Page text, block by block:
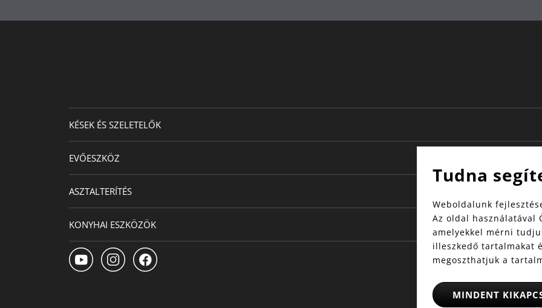
KÉSEK ÉS SZELETELŐK
EVŐESZKÖZ
ASZTALTERÍTÉS
KONYHAI ESZKÖZÖK
Tudna
Weboldalunk
Az oldal használatával
amelyekkel mérni
illeszkedő tartalmakat
megoszthatjuk a
MINDENT